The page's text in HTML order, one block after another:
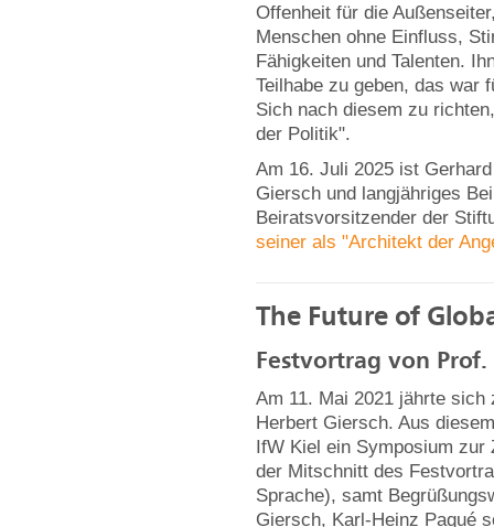
Offenheit für die
Menschen ohne Einfluss,
Fähigkeiten und Talenten.
Teilhabe zu geben, das war
Sich nach diesem zu
der Politik".
Am 16. Juli 2025 ist
Giersch und langjähriges
Beiratsvorsitzender der
seiner als "Architekt der
The Future of
Festvortrag von
Am 11. Mai 2021 jährte
Herbert Giersch. Aus
IfW Kiel ein Symposium zur
der Mitschnitt des
Sprache), samt
Giersch, Karl-Heinz Paqué